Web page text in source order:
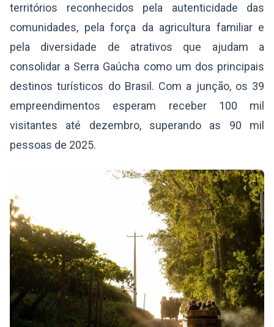
territórios reconhecidos pela autenticidade das
comunidades, pela força da agricultura familiar e
pela diversidade de atrativos que ajudam a
consolidar a Serra Gaúcha como um dos principais
destinos turísticos do Brasil. Com a junção, os 39
empreendimentos esperam receber 100 mil
visitantes até dezembro, superando as 90 mil
pessoas de 2025.